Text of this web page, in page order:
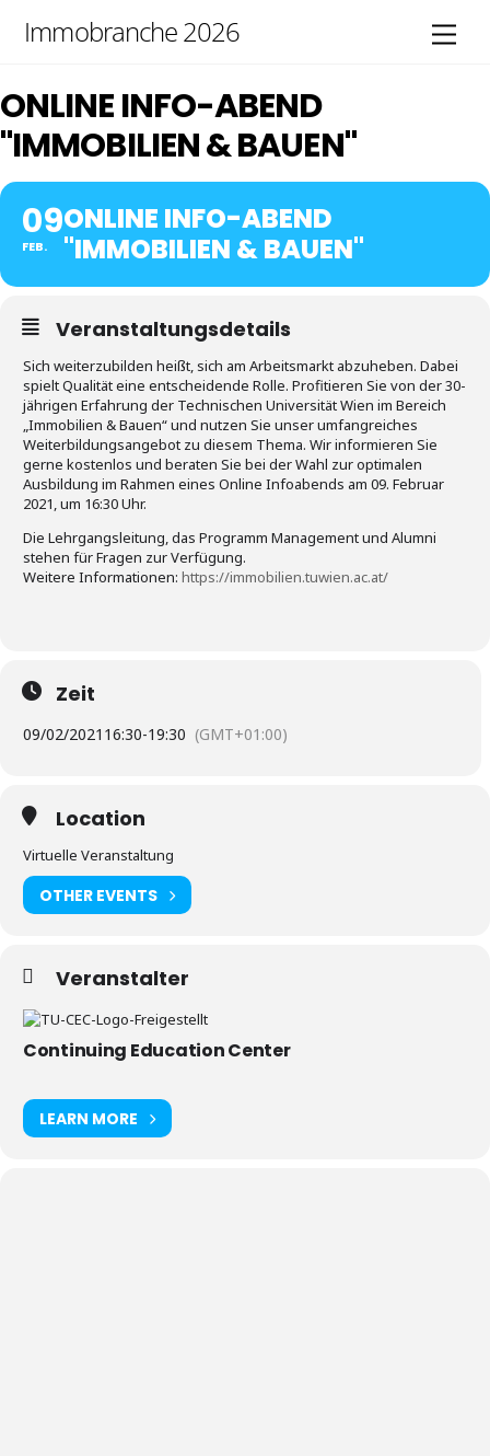
Immobranche 2026
ONLINE INFO-ABEND
"IMMOBILIEN & BAUEN"
09
FEB.
ONLINE INFO-ABEND
"IMMOBILIEN & BAUEN"
Veranstaltungsdetails
Sich weiterzubilden heißt, sich am Arbeitsmarkt abzuheben. Dabei
spielt Qualität eine entscheidende Rolle. Profitieren Sie von der 30-
jährigen Erfahrung der Technischen Universität Wien im Bereich
„Immobilien & Bauen“ und nutzen Sie unser umfangreiches
Weiterbildungsangebot zu diesem Thema. Wir informieren Sie
gerne kostenlos und beraten Sie bei der Wahl zur optimalen
Ausbildung im Rahmen eines Online Infoabends am 09. Februar
2021, um 16:30 Uhr.
Die Lehrgangsleitung, das Programm Management und Alumni
stehen für Fragen zur Verfügung.
Weitere Informationen: https://immobilien.tuwien.ac.at/
Zeit
09/02/2021 16:30-19:30 (GMT+01:00)
Location
Virtuelle Veranstaltung
OTHER EVENTS
Veranstalter
Continuing Education Center
LEARN MORE